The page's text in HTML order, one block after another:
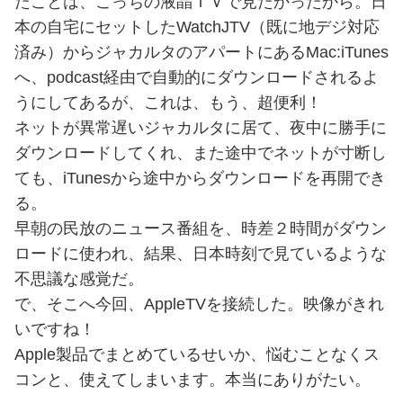
本の自宅にセットしたWatchJTV（既に地デジ対応
済み）からジャカルタのアパートにあるMac:iTunes
へ、podcast経由で自動的にダウンロードされるよ
うにしてあるが、これは、もう、超便利！
ネットが異常遅いジャカルタに居て、夜中に勝手に
ダウンロードしてくれ、また途中でネットが寸断し
ても、iTunesから途中からダウンロードを再開でき
る。
早朝の民放のニュース番組を、時差２時間がダウン
ロードに使われ、結果、日本時刻で見ているような
不思議な感覚だ。
で、そこへ今回、AppleTVを接続した。映像がきれ
いですね！
Apple製品でまとめているせいか、悩むことなくス
コンと、使えてしまいます。本当にありがたい。